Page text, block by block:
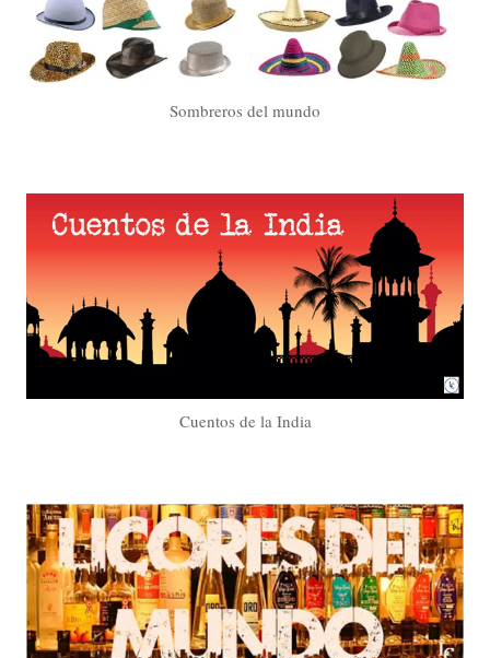
Sombreros del mundo
Cuentos de la India